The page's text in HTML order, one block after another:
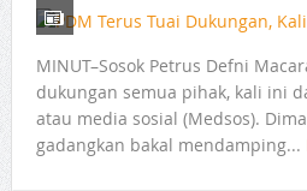
MINUT–Sosok Petrus Defni
dukungan semua pihak, kali ini
atau media sosial (Medsos).
gadangkan bakal mendamping...